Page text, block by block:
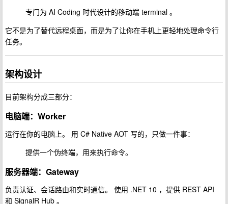
专门为 AI Coding 时代设计的移动端 terminal 。
它不是为了替代远程桌面，而是为了让你在手机上更轻地处理命令行
任务。
架构设计
目前架构分成三部分：
电脑端：Worker
运行在你的电脑上。 用 C# Native AOT 写的，只做一件事：
提供一个伪终端，用来执行命令。
服务器端：Gateway
负责认证、会话路由和实时通信。 使用 .NET 10 ，提供 REST API
和 SignalR Hub 。